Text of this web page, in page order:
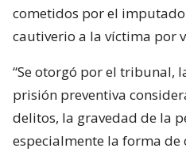
cometidos por el
cautiverio a la víctima por
“Se otorgó por el tribunal,
prisión preventiva
delitos, la gravedad de la
especialmente la forma de